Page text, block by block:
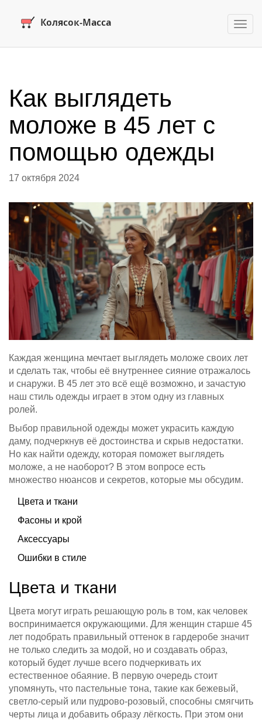
Как выглядеть
моложе в 45 лет с
помощью одежды
17 октября 2024
Каждая женщина мечтает выглядеть моложе своих лет
и сделать так, чтобы её внутреннее сияние отражалось
и снаружи. В 45 лет это всё ещё возможно, и зачастую
наш стиль одежды играет в этом одну из главных
ролей.
Выбор правильной одежды может украсить каждую
даму, подчеркнув её достоинства и скрыв недостатки.
Но как найти одежду, которая поможет выглядеть
моложе, а не наоборот? В этом вопросе есть
множество нюансов и секретов, которые мы обсудим.
Цвета и ткани
Фасоны и крой
Аксессуары
Ошибки в стиле
Цвета и ткани
Цвета могут играть решающую роль в том, как человек
воспринимается окружающими. Для женщин старше 45
лет подобрать правильный оттенок в гардеробе значит
не только следить за модой, но и создавать образ,
который будет лучше всего подчеркивать их
естественное обаяние. В первую очередь стоит
упомянуть, что пастельные тона, такие как бежевый,
светло-серый или пудрово-розовый, способны смягчить
черты лица и добавить образу лёгкость. При этом они